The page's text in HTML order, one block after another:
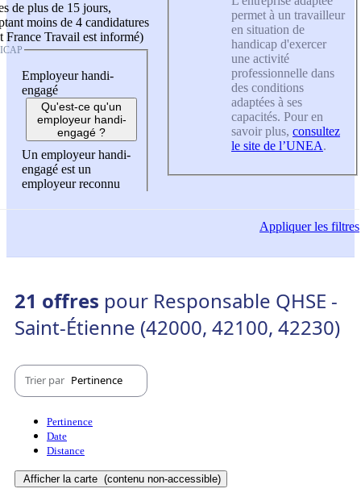
de plus de 15 jours,
moins de 4 candidatures
France Travail est informé)
Employeur handi-
engagé
Qu'est-ce qu'un
employeur handi-
engagé ?
Un employeur handi-
engagé est un
employeur reconnu
permet à un travailleur
en situation de
handicap d'exercer
une activité
professionnelle dans
des conditions
adaptées à ses
capacités. Pour en
savoir plus, consultez
le site de l’UNEA.
Appliquerles filtres
21 offres pour Responsable QHSE -
Saint-Étienne (42000, 42100, 42230)
Trier par Pertinence
Pertinence
Date
Distance
Afficher la carte (contenu non-accessible)